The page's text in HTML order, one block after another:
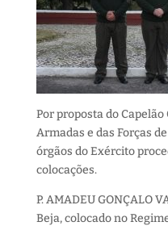
Por proposta do Capelão
Armadas e das Forças
órgãos do Exército
colocações.
P. AMADEU GONÇALO
Beja, colocado no